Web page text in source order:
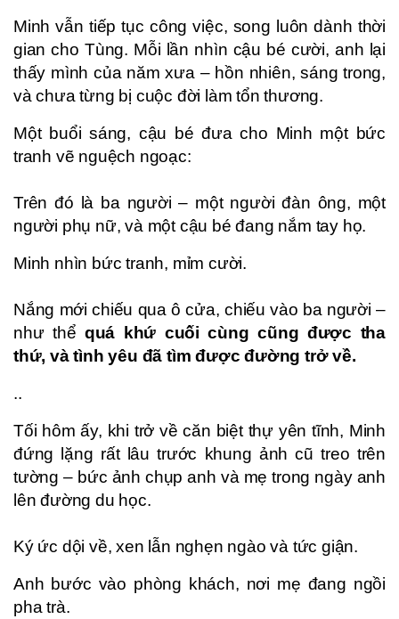
Minh vẫn tiếp tục công việc, song luôn dành thời
gian cho Tùng. Mỗi lần nhìn cậu bé cười, anh lại
thấy mình của năm xưa – hồn nhiên, sáng trong,
và chưa từng bị cuộc đời làm tổn thương.
Một buổi sáng, cậu bé đưa cho Minh một bức
tranh vẽ nguệch ngoạc:
Trên đó là ba người – một người đàn ông, một
người phụ nữ, và một cậu bé đang nắm tay họ.
Minh nhìn bức tranh, mỉm cười.
Nắng mới chiếu qua ô cửa, chiếu vào ba người –
như thể quá khứ cuối cùng cũng được tha
thứ, và tình yêu đã tìm được đường trở về.
..
Tối hôm ấy, khi trở về căn biệt thự yên tĩnh, Minh
đứng lặng rất lâu trước khung ảnh cũ treo trên
tường – bức ảnh chụp anh và mẹ trong ngày anh
lên đường du học.
Ký ức dội về, xen lẫn nghẹn ngào và tức giận.
Anh bước vào phòng khách, nơi mẹ đang ngồi
pha trà.